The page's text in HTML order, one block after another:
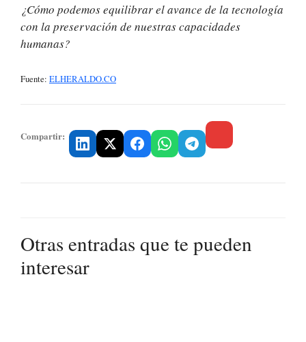
¿Cómo podemos equilibrar el avance de la tecnología
con la preservación de nuestras capacidades
humanas?
Fuente: ELHERALDO.CO
Compartir:
Otras entradas que te pueden
interesar